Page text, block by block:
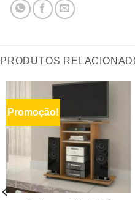
PRODUTOS
Promoção!